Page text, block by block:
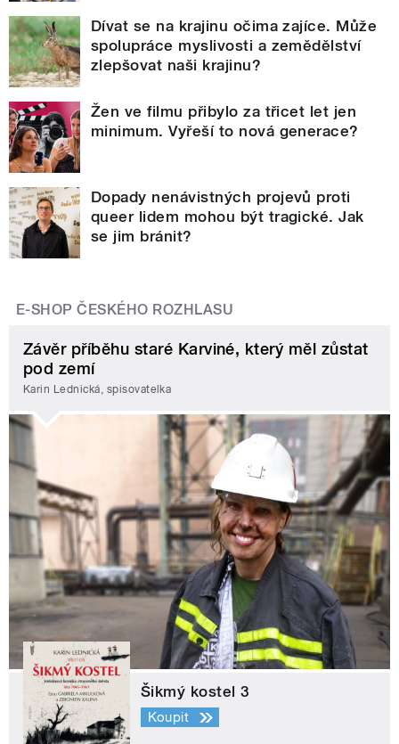
Dívat se na krajinu očima zajíce. Může
spolupráce myslivosti a zemědělství
zlepšovat naši krajinu?
Žen ve filmu přibylo za třicet let jen
minimum. Vyřeší to nová generace?
Dopady nenávistných projevů proti
queer lidem mohou být tragické. Jak
se jim bránit?
E-SHOP ČESKÉHO ROZHLASU
Závěr příběhu staré Karviné, který měl zůstat
pod zemí
Karin Lednická, spisovatelka
Šikmý kostel 3
Koupit